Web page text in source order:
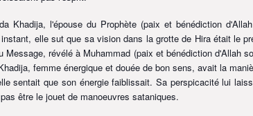
Khadija, l'épouse du Prophète (paix et bénédiction
elle sut que sa vision dans la grotte de Hira était le
Message, révélé à Muhammad (paix et bénédiction d'Allah
femme énergique et douée de bon sens, avait la
sentait que son énergie faiblissait. Sa perspicacité lui
être le jouet de manoeuvres sataniques.